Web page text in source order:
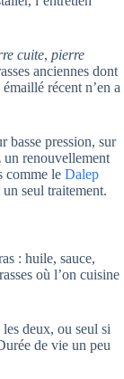
cuite, pierre
anciennes dont
récent n’en a
basse pression, sur
un renouvellement
comme le Dalep
seul traitement.
: huile, sauce,
où l’on cuisine
deux, ou seul si
de vie un peu